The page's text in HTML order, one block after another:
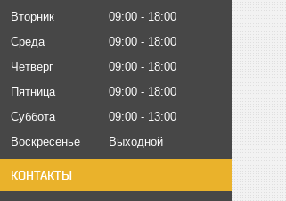
Вторник
09:00
18:00
Среда
09:00
18:00
Четверг
09:00
18:00
Пятница
09:00
18:00
Суббота
09:00
13:00
Воскресенье
Выходной
КОНТАКТЫ